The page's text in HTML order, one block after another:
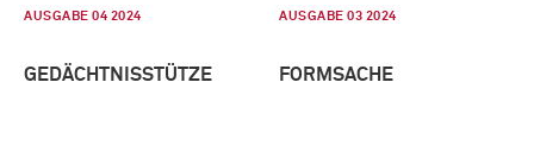
AUSGABE 04 2024
GEDÄCHTNISSTÜTZE
AUSGABE 03 2024
FORMSACHE